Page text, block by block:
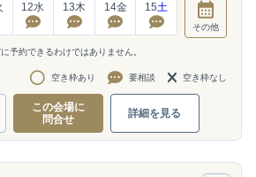
12水 13木 14金 15土
その他
予約できるわけではありません。
空き枠あり 要相談 空き枠なし
この会場に
問合せ
詳細を見る